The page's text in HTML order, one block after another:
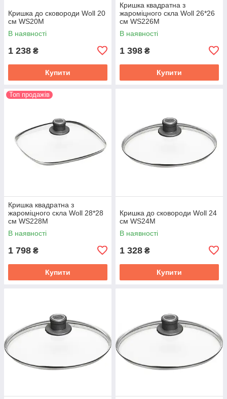
Кришка до сковороди Woll 20
см WS20M
В наявності
1 238 ₴
Купити
Кришка квадратна з
жароміцного скла Woll 26*26
см WS226M
В наявності
1 398 ₴
Купити
Топ продажів
Кришка квадратна з
жароміцного скла Woll 28*28
см WS228M
В наявності
1 798 ₴
Купити
Кришка до сковороди Woll 24
см WS24M
В наявності
1 328 ₴
Купити